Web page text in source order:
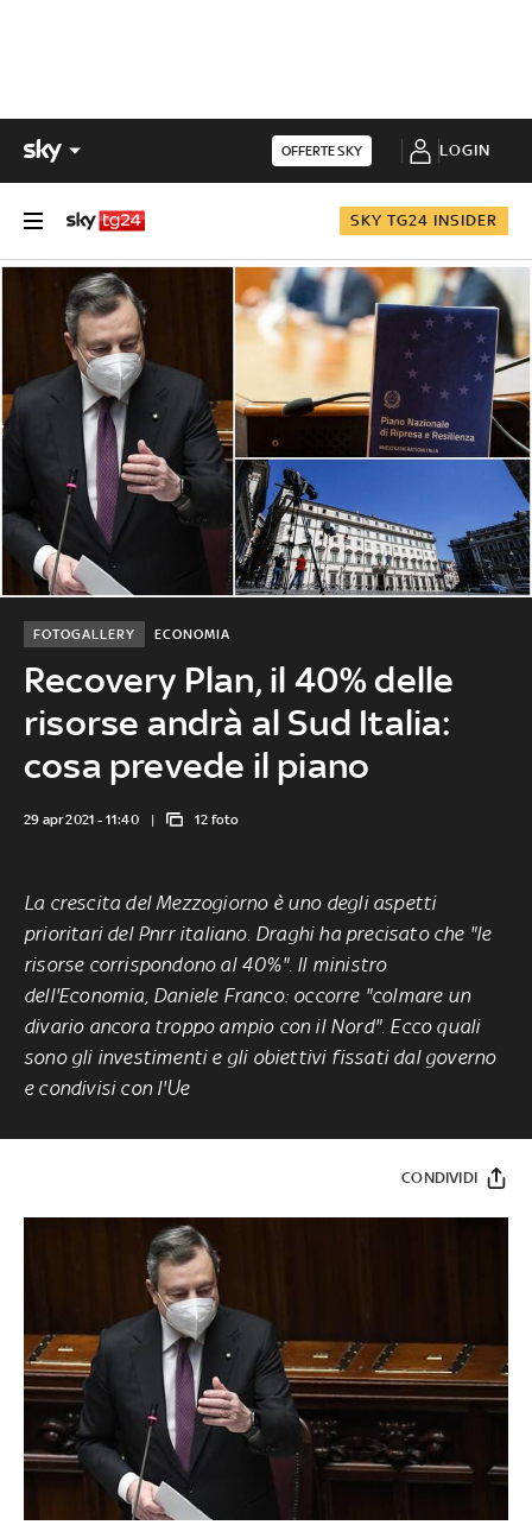
OFFERTE SKY LOGIN
SKY TG24 INSIDER
Recovery Plan, il 40% delle
risorse andrà al Sud Italia:
cosa prevede il piano
ECONOMIA
FOTOGALLERY
29 apr 2021 - 11:40 12 foto
La crescita del Mezzogiorno è uno degli aspetti
prioritari del Pnrr italiano. Draghi ha precisato che "le
risorse corrispondono al 40%". Il ministro
dell'Economia, Daniele Franco: occorre "colmare un
divario ancora troppo ampio con il Nord". Ecco quali
sono gli investimenti e gli obiettivi fissati dal governo
e condivisi con l'Ue
CONDIVIDI